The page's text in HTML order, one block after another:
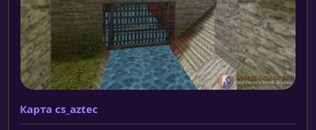
Карта cs_aztec